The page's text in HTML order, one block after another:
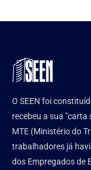
O SEEN foi
recebeu a sua
MTE (Ministério do
trabalhadores já
dos Empregados de